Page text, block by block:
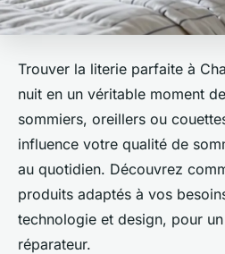
Trouver la literie parfaite à
nuit en un véritable moment
sommiers, oreillers ou
influence votre qualité de
au quotidien. Découvrez
produits adaptés à vos
technologie et design, pour
réparateur.